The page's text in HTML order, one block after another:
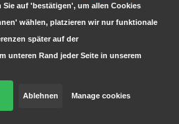
- Design byWebdinge.nl
Sie auf 'bestätigen', um allen Cookies
wählen, platzieren wir nur funktionale
später auf der
unteren Rand jeder Seite in unserem
Ablehnen Manage cookies